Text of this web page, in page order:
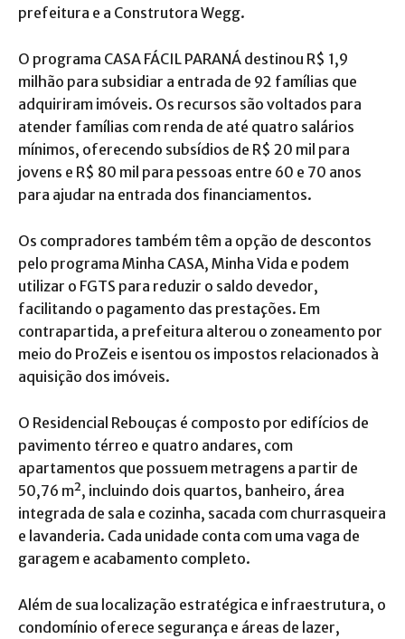
prefeitura e a Construtora Wegg.
O programa CASA FÁCIL PARANÁ destinou R$ 1,9
milhão para subsidiar a entrada de 92 famílias que
adquiriram imóveis. Os recursos são voltados para
atender famílias com renda de até quatro salários
mínimos, oferecendo subsídios de R$ 20 mil para
jovens e R$ 80 mil para pessoas entre 60 e 70 anos
para ajudar na entrada dos financiamentos.
Os compradores também têm a opção de descontos
pelo programa Minha CASA, Minha Vida e podem
utilizar o FGTS para reduzir o saldo devedor,
facilitando o pagamento das prestações. Em
contrapartida, a prefeitura alterou o zoneamento por
meio do ProZeis e isentou os impostos relacionados à
aquisição dos imóveis.
O Residencial Rebouças é composto por edifícios de
pavimento térreo e quatro andares, com
apartamentos que possuem metragens a partir de
50,76 m², incluindo dois quartos, banheiro, área
integrada de sala e cozinha, sacada com churrasqueira
e lavanderia. Cada unidade conta com uma vaga de
garagem e acabamento completo.
Além de sua localização estratégica e infraestrutura, o
condomínio oferece segurança e áreas de lazer,